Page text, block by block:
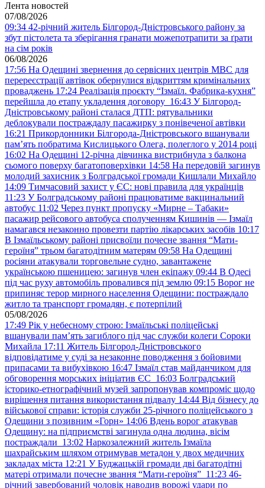
Лента новостей
07/08/2026
09:34 42-річний житель Білгород-Дністровського району за
збут пістолета та зберігання гранати можепотрапити за ґрати
на сім років
06/08/2026
17:56 На Одещині звернення до сервісних центрів МВС для
перереєстрації автівок обернулися відкриттям кримінальних
проваджень 17:24 Реалізація проєкту “Ізмаїл. Фабрика-кухня”
перейшла до етапу укладення договору 16:43 У Білгород-
Дністровському районі сталася ДТП: рятувальники
деблокували постраждалу пасажирку з понівеченої автівки
16:21 Прикордонники Білгорода-Дністровського вшанували
пам’ять побратима Кислицького Олега, полеглого у 2014 році
16:02 На Одещині 12-річна дівчинка вистрибнула з балкона
сьомого поверху багатоповерхівки 14:58 На передовій загинув
молодий захисник з Болградської громади Кишлали Михайло
14:09 Тимчасовий захист у ЄС: нові правила для українців
11:23 У Болградському районі працюватиме вакцинальний
автобус 11:02 Через пункт пропуску «Мирне – Табаки»
пасажир рейсового автобуса сполученням Кишинів — Ізмаїл
намагався незаконно провезти партію лікарських засобів 10:17
В Ізмаїльському районі присвоїли почесне звання “Мати-
героїня” трьом багатодітним матерям 09:58 На Одещині
росіяни атакували торговельне судно, завантажене
українською пшеницею: загинув член екіпажу 09:44 В Одесі
під час руху автомобіль провалився під землю 09:15 Ворог не
припиняє терор мирного населення Одещини: постраждало
житло та транспорт громадян, є потерпілий
05/08/2026
17:49 Рік у небесному строю: Ізмаїльські поліцейські
вшанували пам’ять загиблого під час служби колеги Сороки
Михайла 17:11 Житель Білгород-Дністровського
відповідатиме у суді за незаконне поводження з бойовими
припасами та вибухівкою 16:47 Ізмаїл став майданчиком для
обговорення морських ініціатив ЄС 16:03 Болградський
історико-етнографічний музей запропонував компроміс щодо
вирішення питання використання підвалу 14:44 Від бізнесу до
військової справи: історія служби 25-річного поліцейського з
Одещини з позивним «Горн» 14:06 Вдень ворог атакував
Одещину: на підприємстві загинула одна людина, вісім
постраждали 13:02 Наркозалежний житель Ізмаїла
шахрайським шляхом отримував метадон у двох медичних
закладах міста 12:21 У Буджацькій громади дві багатодітні
матері отримали почесне звання “Мати-героїня” 11:23 46-
річний завербований чоловік наводив ворожі удари по